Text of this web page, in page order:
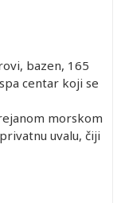
bazen, 165
centar koji se
morskom
uvalu, čiji
(Prvo
dete 4-
1,473.00
1,473.00
1,166.00